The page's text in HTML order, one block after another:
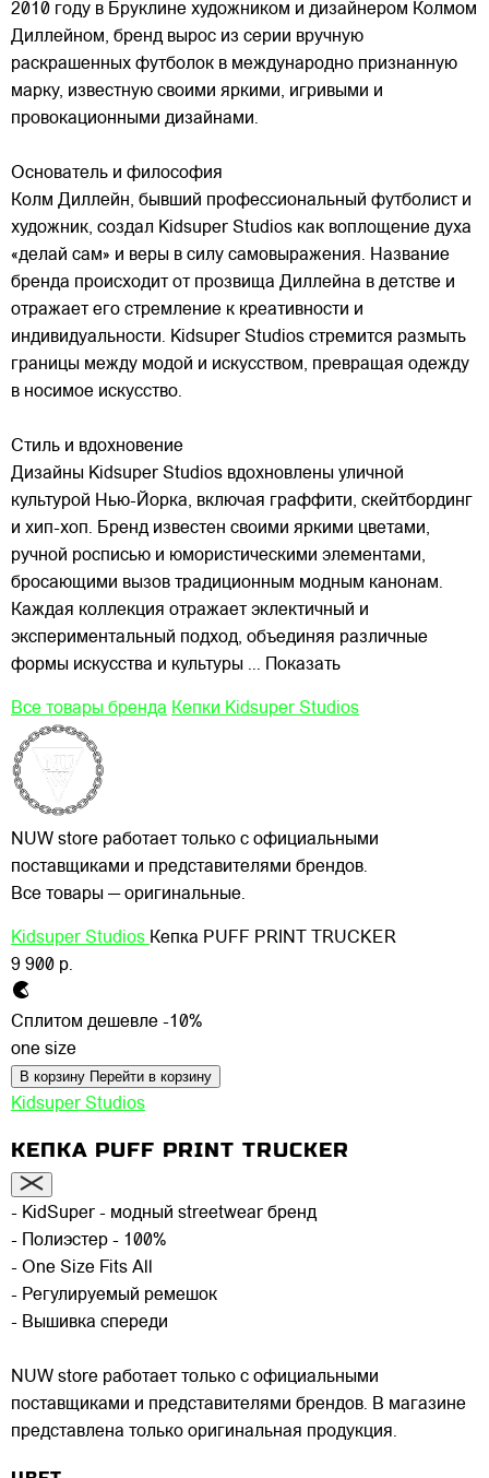
2010 году в Бруклине художником и дизайнером Колмом
Диллейном, бренд вырос из серии вручную
раскрашенных футболок в международно признанную
марку, известную своими яркими, игривыми и
провокационными дизайнами.
Основатель и философия
Колм Диллейн, бывший профессиональный футболист и
художник, создал Kidsuper Studios как воплощение духа
«делай сам» и веры в силу самовыражения. Название
бренда происходит от прозвища Диллейна в детстве и
отражает его стремление к креативности и
индивидуальности. Kidsuper Studios стремится размыть
границы между модой и искусством, превращая одежду
в носимое искусство.
Стиль и вдохновение
Дизайны Kidsuper Studios вдохновлены уличной
культурой Нью-Йорка, включая граффити, скейтбординг
и хип-хоп. Бренд известен своими яркими цветами,
ручной росписью и юмористическими элементами,
бросающими вызов традиционным модным канонам.
Каждая коллекция отражает эклектичный и
экспериментальный подход, объединяя различные
формы искусства и культуры ... Показать
Все товары бренда Кепки Kidsuper Studios
NUW store работает только с официальными
поставщиками и представителями брендов.
Все товары — оригинальные.
Kidsuper Studios Кепка PUFF PRINT TRUCKER
9 900 р.
Сплитом дешевле -10%
one size
В корзину Перейти в корзину
Kidsuper Studios
КЕПКА PUFF PRINT TRUCKER
- KidSuper - модный streetwear бренд
- Полиэстер - 100%
- One Size Fits All
- Регулируемый ремешок
- Вышивка спереди
NUW store работает только с официальными
поставщиками и представителями брендов. В магазине
представлена только оригинальная продукция.